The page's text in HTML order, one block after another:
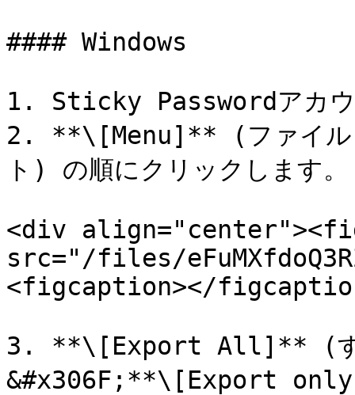
#### Windows
1. Sticky Passwordアカウ
2. **\[Menu]** (ファイ
ト) の順にクリックします。
<div
src="/files/
<figcaption></
3. **\[Export All]** (す
&#x306F;**\[Export